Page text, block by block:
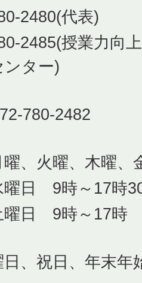
2480(代表)
2485(授業力向
ンター)
780-2482
曜、火曜、木曜
曜日 9時～17時
曜日 9時～17時
日、祝日、年末年